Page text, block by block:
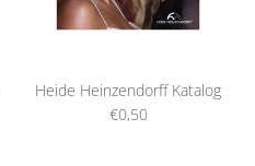
Heide Heinzendorff Katalog
€0,50